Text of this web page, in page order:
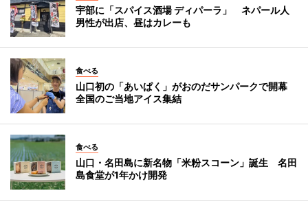
宇部に「スパイス酒場 ディパーラ」 ネパール人
男性が出店、昼はカレーも
食べる
山口初の「あいぱく」がおのだサンパークで開幕
全国のご当地アイス集結
食べる
山口・名田島に新名物「米粉スコーン」誕生 名田
島食堂が1年かけ開発